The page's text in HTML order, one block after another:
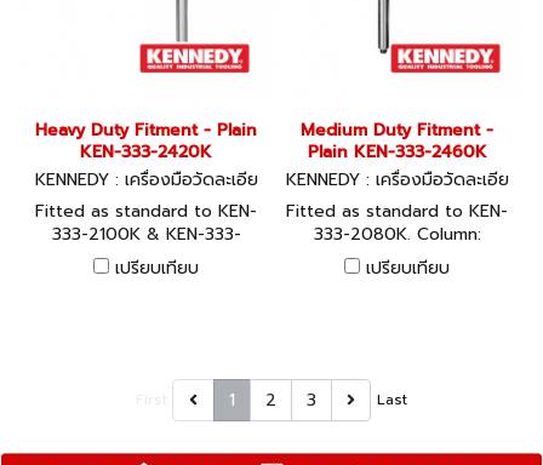
Heavy Duty Fitment - Plain
KEN-333-2420K
KENNEDY : เครื่องมือวัดละเอีย
Fitted as standard to KEN-
333-2100K & KEN-333-
2030K. Column: 12mm x
175mm. Cross Bar: 10mm x
เปรียบเทียบ
Medium Duty Fitment -
Plain KEN-333-2460K
KENNEDY : เครื่องมือวัดละเอีย
Fitted as standard to KEN-
333-2080K. Column:
12.5mm x 185mm. Cross Bar:
6.3mm x 150mm. Threaded:
เปรียบเทียบ
1 2 3 Last